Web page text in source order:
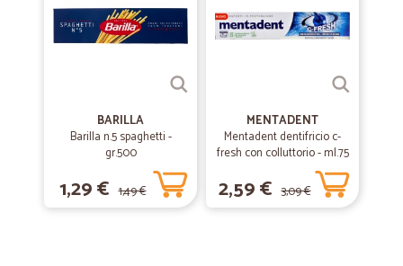
BARILLA
Barilla n.5 spaghetti -
gr.500
1,29 € 1,49 €
MENTADENT
Mentadent dentifricio c-
fresh con colluttorio - ml.75
2,59 € 3,09 €